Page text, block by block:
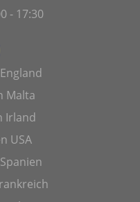
- 17:30
Malta
Irland
USA